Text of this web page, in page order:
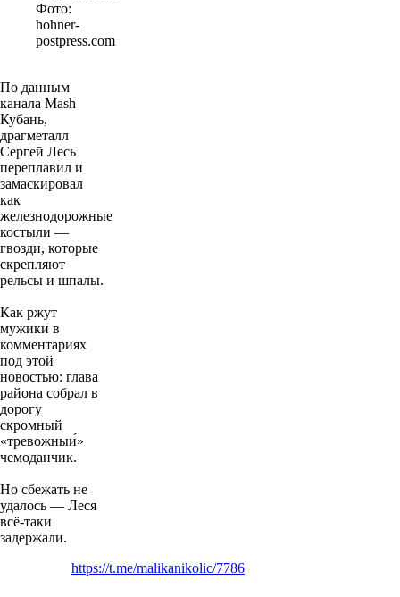
Фото:
hohner-
postpress.com
По данным
канала Mash
Кубань,
драгметалл
Сергей Лесь
переплавил и
замаскировал
как
железнодорожные
костыли —
гвозди, которые
скрепляют
рельсы и шпалы.
Как ржут
мужики в
комментариях
под этой
новостью: глава
района собрал в
дорогу
скромный
«тревожныи́»
чемоданчик.
Но сбежать не
удалось — Леся
всё-таки
задержали.
https://t.me/malikanikolic/7786